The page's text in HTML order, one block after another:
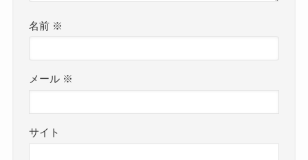
名前 ※
メール ※
サイト